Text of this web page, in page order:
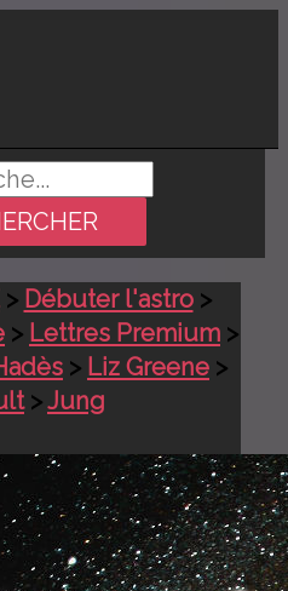
:
> Débuter l'astro>
> Lettres Premium >
> Liz Greene >
>Jung